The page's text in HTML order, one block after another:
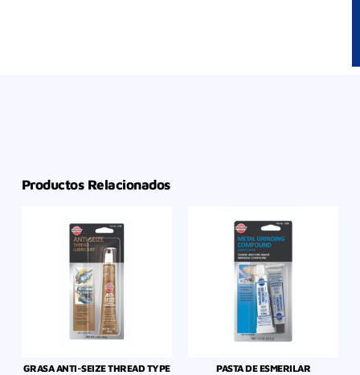
Productos Relacionados
GRASA ANTI-SEIZE THREAD TYPE PASTA DE ESMERILAR